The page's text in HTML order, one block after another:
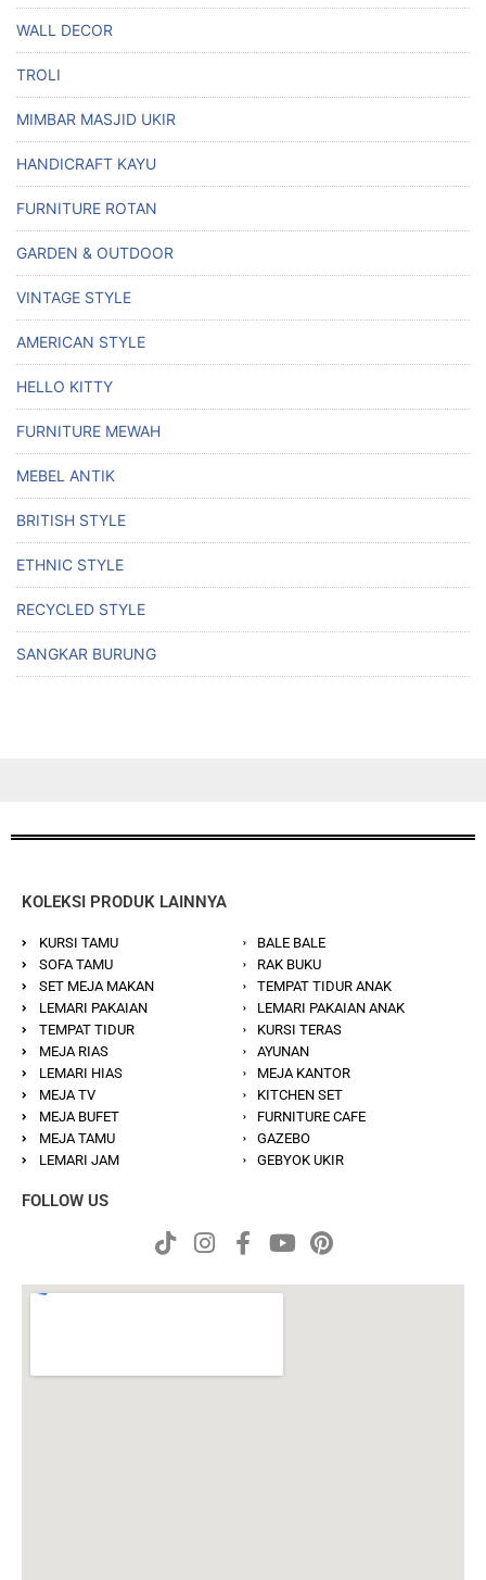
WALL DECOR
TROLI
MIMBAR MASJID UKIR
HANDICRAFT KAYU
FURNITURE ROTAN
GARDEN & OUTDOOR
VINTAGE STYLE
AMERICAN STYLE
HELLO KITTY
FURNITURE MEWAH
MEBEL ANTIK
BRITISH STYLE
ETHNIC STYLE
RECYCLED STYLE
SANGKAR BURUNG
KOLEKSI PRODUK LAINNYA
KURSI TAMU
SOFA TAMU
SET MEJA MAKAN
LEMARI PAKAIAN
TEMPAT TIDUR
MEJA RIAS
LEMARI HIAS
MEJA TV
MEJA BUFET
MEJA TAMU
LEMARI JAM
BALE BALE
RAK BUKU
TEMPAT TIDUR ANAK
LEMARI PAKAIAN ANAK
KURSI TERAS
AYUNAN
MEJA KANTOR
KITCHEN SET
FURNITURE CAFE
GAZEBO
GEBYOK UKIR
FOLLOW US